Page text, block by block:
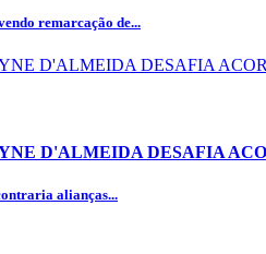
remarcação de...
D'ALMEIDA DESAFIA
alianças...